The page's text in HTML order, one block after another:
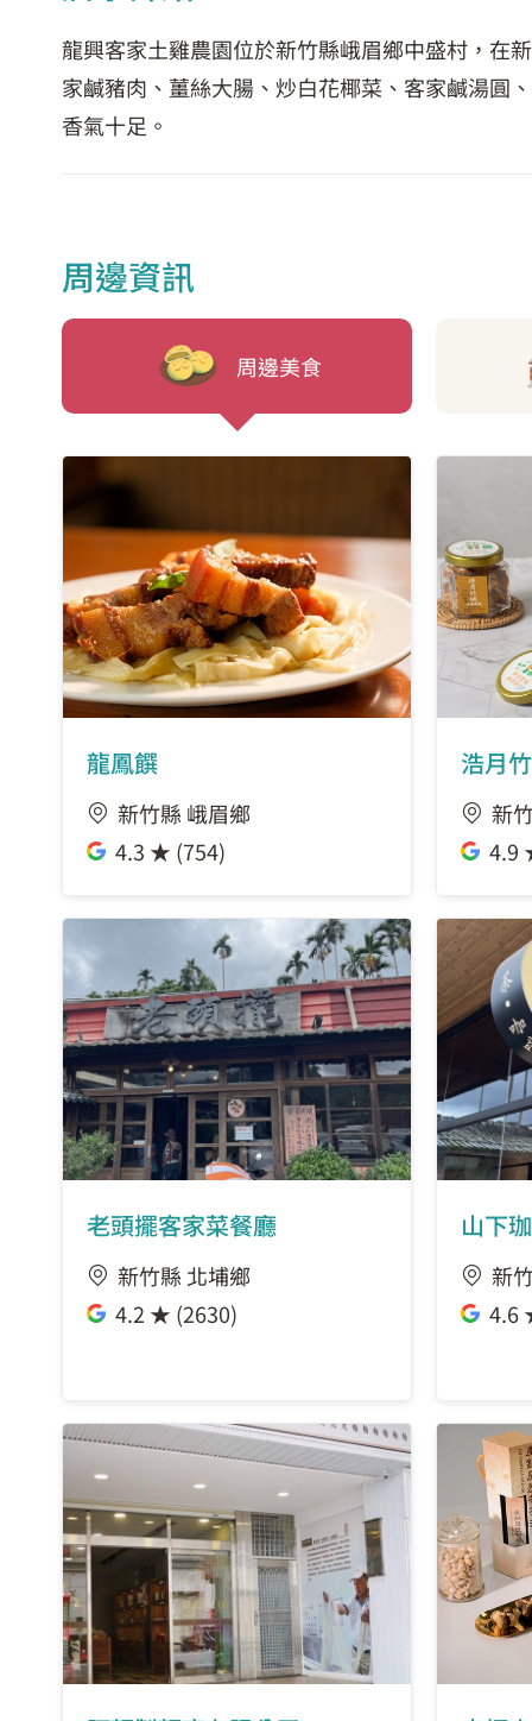
龍興客家土雞農園位於新竹縣峨眉鄉中盛村，在
家鹹豬肉、薑絲大腸、炒白花椰菜、客家鹹湯圓
香氣十足。
周邊資訊
周邊美食
龍鳳饌
新竹縣 峨眉鄉
4.3 ★ (754)
浩月
新
4.9
老頭擺客家菜餐廳
新竹縣 北埔鄉
4.2 ★ (2630)
山下
新
4.6